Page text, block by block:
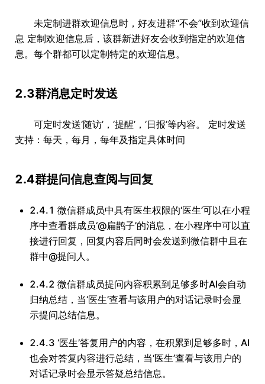
未定制进群欢迎信息时，好友进群“不会”收到欢迎信
息 定制欢迎信息后，该群新进好友会收到指定的欢迎信
息。每个群都可以定制特定的欢迎信息。
2.3群消息定时发送
可定时发送‘随访’，‘提醒’，‘日报’等内容。 定时发送
支持：每天，每月，每年及指定具体时间
2.4群提问信息查阅与回复
2.4.1 微信群成员中具有医生权限的‘医生’可以在小程
序中查看群成员‘@扁鹊子’的消息，在小程序中可以直
接进行回复，回复内容后同时会发送到微信群中且在
群中@提问人。
2.4.2 微信群成员提问内容积累到足够多时AI会自动
归纳总结，当‘医生’查看与该用户的对话记录时会显
示提问总结信息。
2.4.3 ‘医生’答复用户的内容，在积累到足够多时，AI
也会对答复内容进行总结，当‘医生’查看与该用户的
对话记录时会显示答疑总结信息。